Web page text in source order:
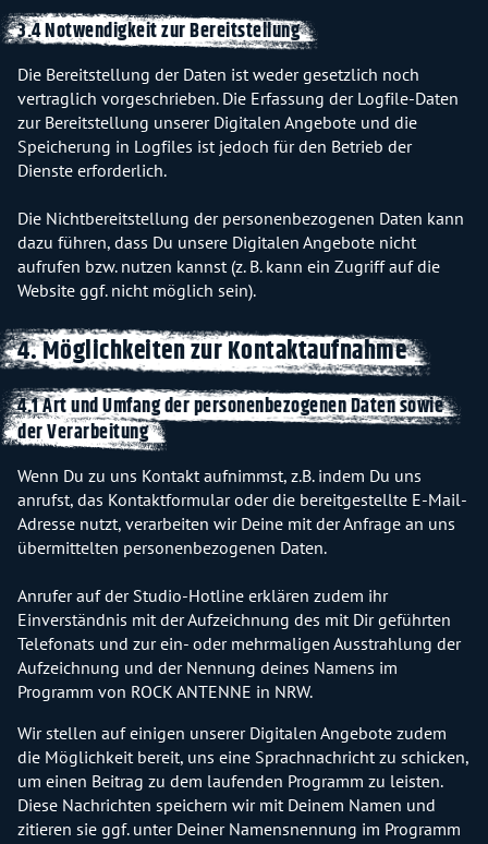
3.4 Notwendigkeit zur Bereitstellung
Die Bereitstellung der Daten ist weder gesetzlich noch
vertraglich vorgeschrieben. Die Erfassung der Logfile-Daten
zur Bereitstellung unserer Digitalen Angebote und die
Speicherung in Logfiles ist jedoch für den Betrieb der
Dienste erforderlich.
Die Nichtbereitstellung der personenbezogenen Daten kann
dazu führen, dass Du unsere Digitalen Angebote nicht
aufrufen bzw. nutzen kannst (z. B. kann ein Zugriff auf die
Website ggf. nicht möglich sein).
4. Möglichkeiten zur Kontaktaufnahme
4.1 Art und Umfang der personenbezogenen Daten sowie
der Verarbeitung
Wenn Du zu uns Kontakt aufnimmst, z.B. indem Du uns
anrufst, das Kontaktformular oder die bereitgestellte E-Mail-
Adresse nutzt, verarbeiten wir Deine mit der Anfrage an uns
übermittelten personenbezogenen Daten.
Anrufer auf der Studio-Hotline erklären zudem ihr
Einverständnis mit der Aufzeichnung des mit Dir geführten
Telefonats und zur ein- oder mehrmaligen Ausstrahlung der
Aufzeichnung und der Nennung deines Namens im
Programm von ROCK ANTENNE in NRW.
Wir stellen auf einigen unserer Digitalen Angebote zudem
die Möglichkeit bereit, uns eine Sprachnachricht zu schicken,
um einen Beitrag zu dem laufenden Programm zu leisten.
Diese Nachrichten speichern wir mit Deinem Namen und
zitieren sie ggf. unter Deiner Namensnennung im Programm